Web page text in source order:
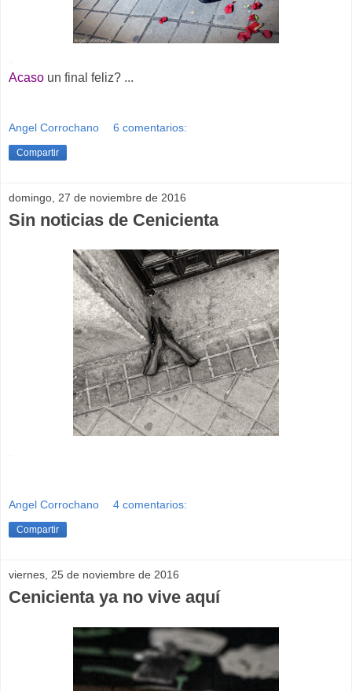
Acaso un final feliz? ...
Angel Corrochano 6 comentarios:
Compartir
domingo, 27 de noviembre de 2016
Sin noticias de Cenicienta
Angel Corrochano 4 comentarios:
Compartir
viernes, 25 de noviembre de 2016
Cenicienta ya no vive aquí